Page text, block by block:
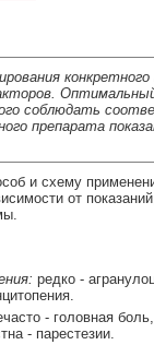
соблюдать
препарата
и схему
от
редко -
- головная
- парестезии.